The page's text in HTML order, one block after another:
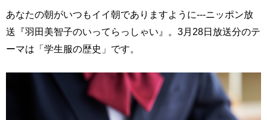
あなたの朝がいつもイイ朝でありますように---ニッポン放
送『羽田美智子のいってらっしゃい』。3月28日放送分のテ
ーマは「学生服の歴史」です。